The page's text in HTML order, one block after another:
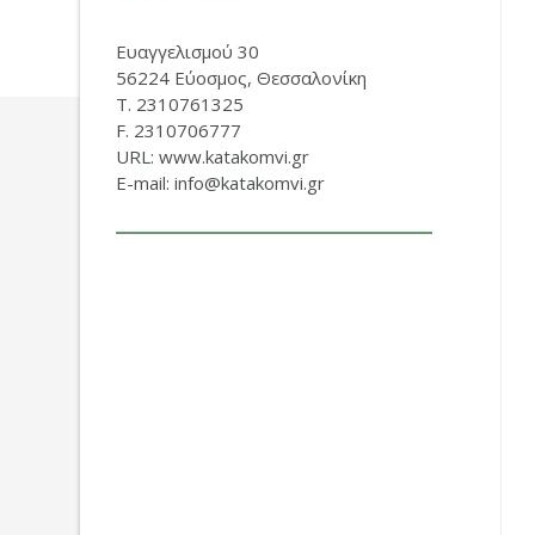
Ευαγγελισμού 30
56224 Εύοσμος, Θεσσαλονίκη
Τ. 2310761325
F. 2310706777
URL: www.katakomvi.gr
E-mail: info@katakomvi.gr